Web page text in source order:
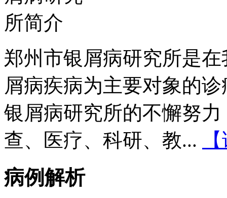
郑州市银屑病研究所是
屑病疾病为主要对象的
银屑病研究所的不懈努
查、医疗、科研、教...
病例解析